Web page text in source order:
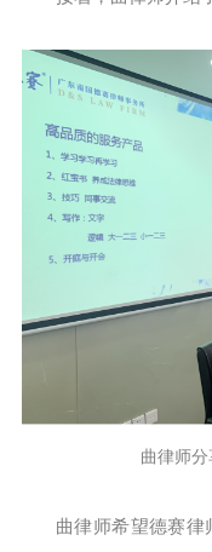
曲律师
曲律师希望德赛律